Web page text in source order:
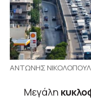
ΑΝΤΩΝΗΣ
Μεγάλη